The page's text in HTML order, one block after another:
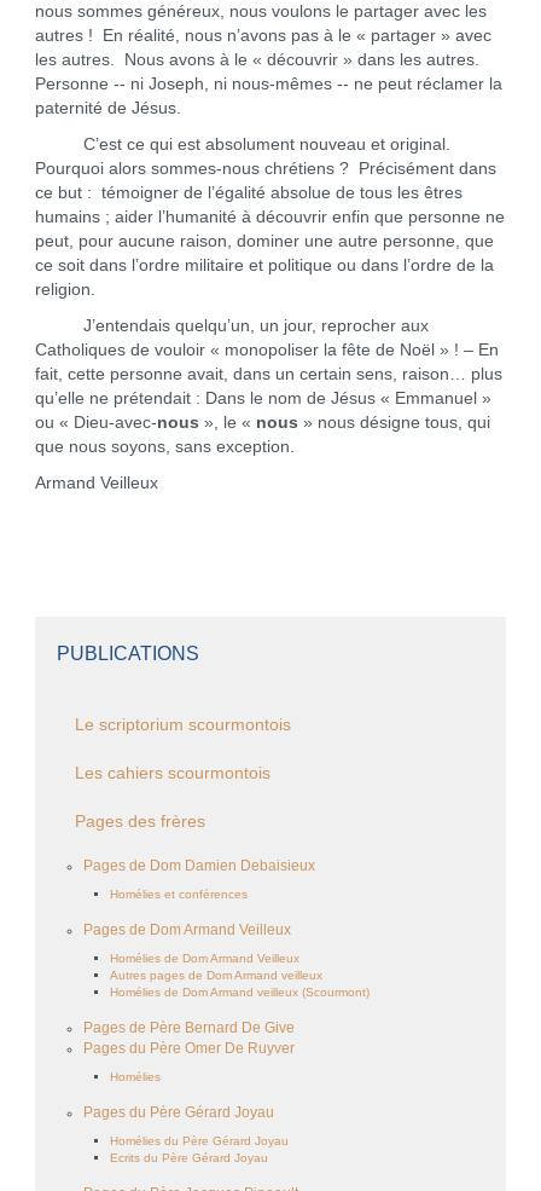
nous sommes généreux, nous voulons le partager avec les
autres ! En réalité, nous n’avons pas à le « partager » avec
les autres. Nous avons à le « découvrir » dans les autres.
Personne -- ni Joseph, ni nous-mêmes -- ne peut réclamer la
paternité de Jésus.
C’est ce qui est absolument nouveau et original.
Pourquoi alors sommes-nous chrétiens ? Précisément dans
ce but : témoigner de l’égalité absolue de tous les êtres
humains ; aider l’humanité à découvrir enfin que personne ne
peut, pour aucune raison, dominer une autre personne, que
ce soit dans l’ordre militaire et politique ou dans l’ordre de la
religion.
J’entendais quelqu’un, un jour, reprocher aux
Catholiques de vouloir « monopoliser la fête de Noël » ! – En
fait, cette personne avait, dans un certain sens, raison… plus
qu’elle ne prétendait : Dans le nom de Jésus « Emmanuel »
ou « Dieu-avec-nous », le « nous » nous désigne tous, qui
que nous soyons, sans exception.
Armand Veilleux
PUBLICATIONS
Le scriptorium scourmontois
Les cahiers scourmontois
Pages des frères
Pages de Dom Damien Debaisieux
Homélies et conférences
Pages de Dom Armand Veilleux
Homélies de Dom Armand Veilleux
Autres pages de Dom Armand veilleux
Homélies de Dom Armand veilleux (Scourmont)
Pages de Père Bernard De Give
Pages du Père Omer De Ruyver
Homélies
Pages du Père Gérard Joyau
Homélies du Père Gérard Joyau
Ecrits du Père Gérard Joyau